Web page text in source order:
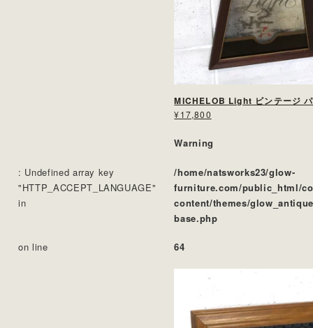
MICHELOB Light ビンテージ
¥17,800
Warning
: Undefined array key
"HTTP_ACCEPT_LANGUAGE"
in
/home/natsworks23/glow-
furniture.com/public_html/
content/themes/
base.php
on line 64